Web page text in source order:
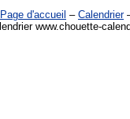
Page d'accueil – Calendrier
www.chouette-